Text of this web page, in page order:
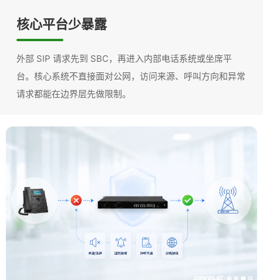
核心平台少暴露
外部 SIP 请求先到 SBC，再进入内部电话系统或坐席平
台。核心系统不直接面对公网，访问来源、呼叫方向和异常
请求都能在边界层先做限制。